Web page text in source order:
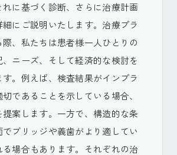
に基づく診断、さらに治療計画
細にご説明いたします。治療プラ
際、私たちは患者様一人ひとりの
ニーズ、そして経済的な検討を
。例えば、検査結果がインプラ
であることを示している場合、
提案します。一方で、構造的な条
ブリッジや義歯がより適してい
る場合もあります。それぞれの治